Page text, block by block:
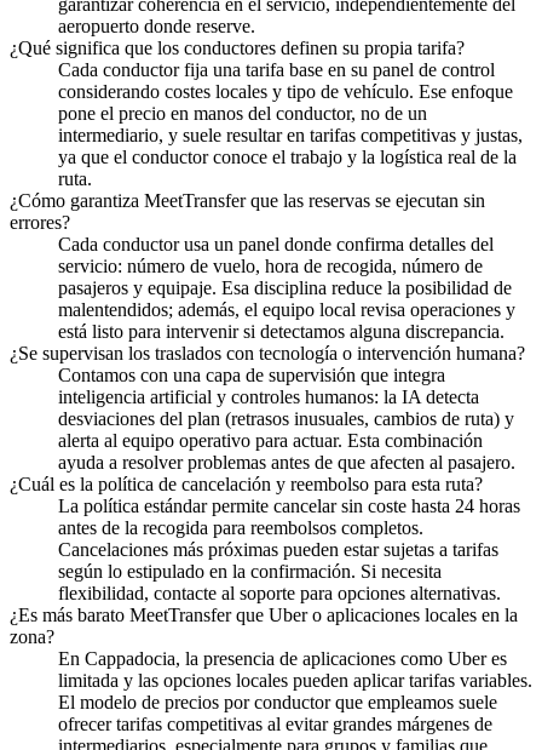
garantizar coherencia en el servicio, independientemente del
aeropuerto donde reserve.
¿Qué significa que los conductores definen su propia tarifa?
Cada conductor fija una tarifa base en su panel de control
considerando costes locales y tipo de vehículo. Ese enfoque
pone el precio en manos del conductor, no de un
intermediario, y suele resultar en tarifas competitivas y justas,
ya que el conductor conoce el trabajo y la logística real de la
ruta.
¿Cómo garantiza MeetTransfer que las reservas se ejecutan sin
errores?
Cada conductor usa un panel donde confirma detalles del
servicio: número de vuelo, hora de recogida, número de
pasajeros y equipaje. Esa disciplina reduce la posibilidad de
malentendidos; además, el equipo local revisa operaciones y
está listo para intervenir si detectamos alguna discrepancia.
¿Se supervisan los traslados con tecnología o intervención humana?
Contamos con una capa de supervisión que integra
inteligencia artificial y controles humanos: la IA detecta
desviaciones del plan (retrasos inusuales, cambios de ruta) y
alerta al equipo operativo para actuar. Esta combinación
ayuda a resolver problemas antes de que afecten al pasajero.
¿Cuál es la política de cancelación y reembolso para esta ruta?
La política estándar permite cancelar sin coste hasta 24 horas
antes de la recogida para reembolsos completos.
Cancelaciones más próximas pueden estar sujetas a tarifas
según lo estipulado en la confirmación. Si necesita
flexibilidad, contacte al soporte para opciones alternativas.
¿Es más barato MeetTransfer que Uber o aplicaciones locales en la
zona?
En Cappadocia, la presencia de aplicaciones como Uber es
limitada y las opciones locales pueden aplicar tarifas variables.
El modelo de precios por conductor que empleamos suele
ofrecer tarifas competitivas al evitar grandes márgenes de